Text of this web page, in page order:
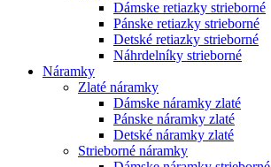
Dámske retiazky strieborné
Pánske retiazky strieborné
Detské retiazky strieborné
Náhrdelníky strieborné
Náramky
Zlaté náramky
Dámske náramky zlaté
Pánske náramky zlaté
Detské náramky zlaté
Strieborné náramky